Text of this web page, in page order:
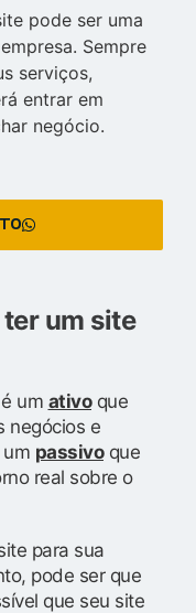
pode ser uma
Sempre
serviços,
entrar em
negócio.
um site
um ativoque
negócios e
passivoque
real sobre o
para sua
pode ser que
que seu site